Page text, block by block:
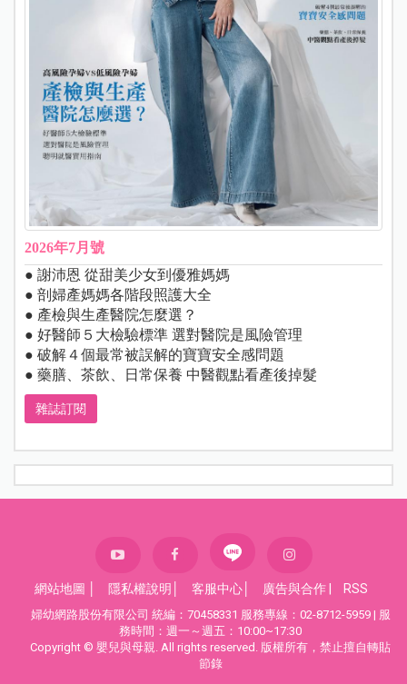
2026年7月號
● 謝沛恩 從甜美少女到優雅媽媽
● 剖婦產媽媽各階段照護大全
● 產檢與生產醫院怎麼選？
● 好醫師５大檢驗標準 選對醫院是風險管理
● 破解４個最常被誤解的寶寶安全感問題
● 藥膳、茶飲、日常保養 中醫觀點看產後掉髮
雜誌訂閱
網站地圖 隱私權說明 客服中心 廣告與合作 RSS
婦幼網路股份有限公司 統編：70458331 服務專線：02-8712-5959 | 服
務時間：週一～週五：10:00~17:30
Copyright © 嬰兒與母親. All rights reserved. 版權所有，禁止擅自轉貼
節錄